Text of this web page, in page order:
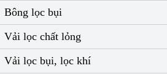
Bông lọc bụi
Vải lọc chất lỏng
Vải lọc bụi, lọc khí